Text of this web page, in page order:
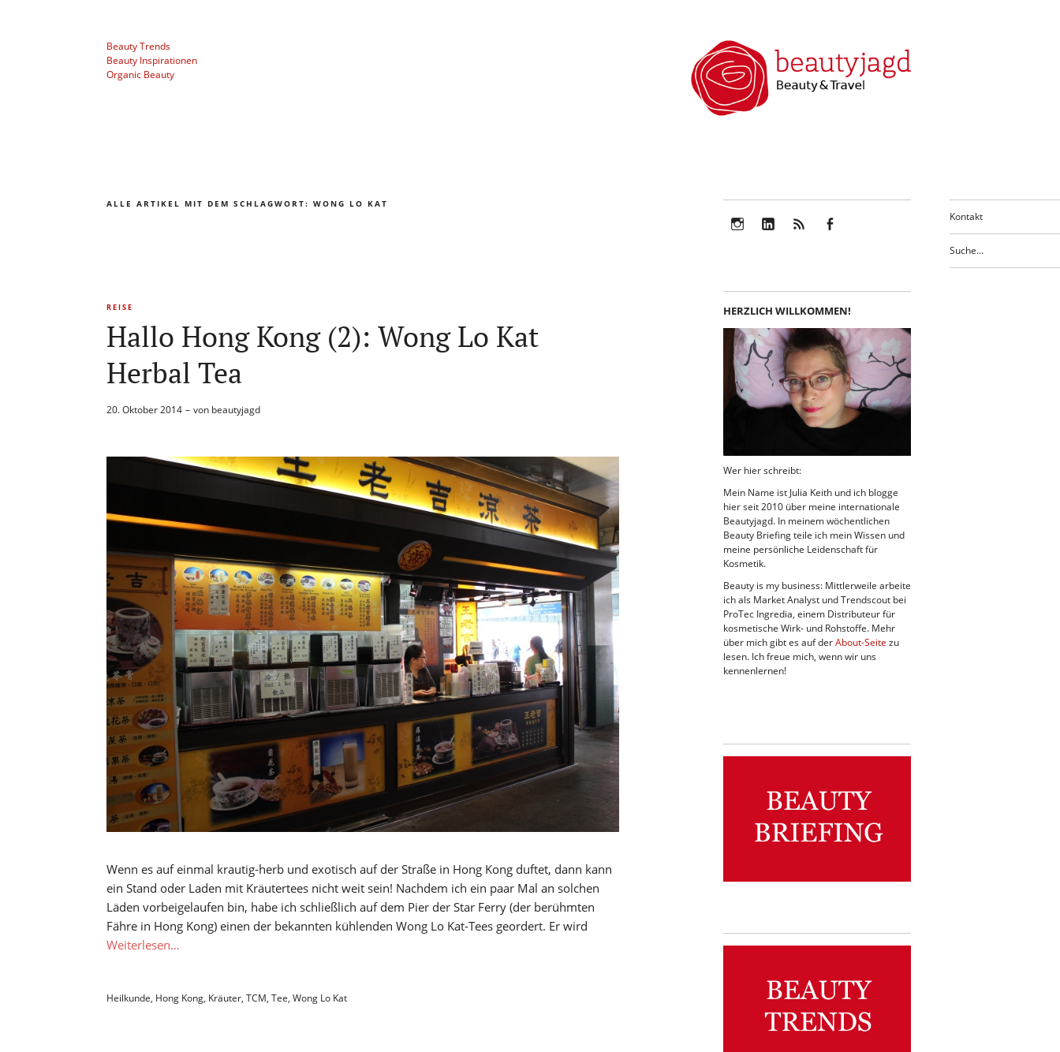
Kontakt
Beauty Trends
Beauty Inspirationen
Organic Beauty
ALLE ARTIKEL MIT DEM SCHLAGWORT: WONG LO KAT
REISE
Hallo Hong Kong (2): Wong Lo Kat
Herbal Tea
20. Oktober 2014 von beautyjagd
Wenn es auf einmal krautig-herb und exotisch auf der Straße in Hong Kong duftet, dann kann
ein Stand oder Laden mit Kräutertees nicht weit sein! Nachdem ich ein paar Mal an solchen
Läden vorbeigelaufen bin, habe ich schließlich auf dem Pier der Star Ferry (der berühmten
Fähre in Hong Kong) einen der bekannten kühlenden Wong Lo Kat-Tees geordert. Er wird
Weiterlesen…
Heilkunde, Hong Kong, Kräuter, TCM, Tee, Wong Lo Kat
HERZLICH WILLKOMMEN!
Wer hier schreibt:
Mein Name ist Julia Keith und ich blogge
hier seit 2010 über meine internationale
Beautyjagd. In meinem wöchentlichen
Beauty Briefing teile ich mein Wissen und
meine persönliche Leidenschaft für
Kosmetik.
Beauty is my business: Mittlerweile arbeite
ich als Market Analyst und Trendscout bei
ProTec Ingredia, einem Distributeur für
kosmetische Wirk- und Rohstoffe. Mehr
über mich gibt es auf derAbout-Seite zu
lesen. Ich freue mich, wenn wir uns
kennenlernen!